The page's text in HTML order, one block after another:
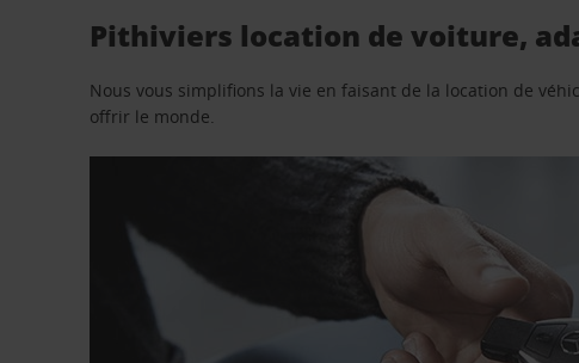
Pithiviers location de voiture,
Nous vous simplifions la vie en faisant de la location de
offrir le monde.